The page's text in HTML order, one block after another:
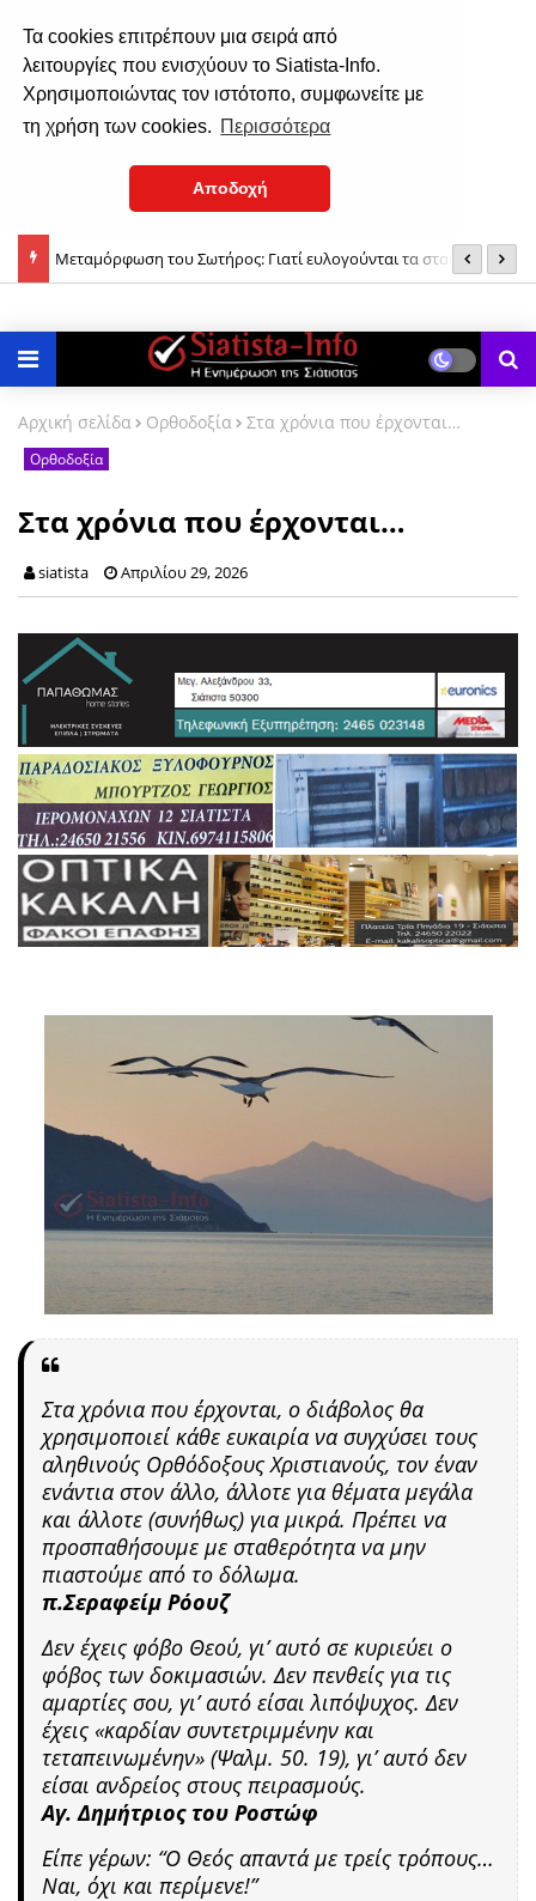
Τα cookies επιτρέπουν μια σειρά από
λειτουργίες που ενισχύουν το Siatista-Info.
Χρησιμοποιώντας τον ιστότοπο, συμφωνείτε με
τη χρήση των cookies. Περισσότερα
Αποδοχή
Μεταμόρφωση του Σωτήρος: Γιατί ευλογούνται τα σταφύλια;
Αρχική σελίδα Ορθοδοξία Στα χρόνια που έρχονται…
Ορθοδοξία
Στα χρόνια που έρχονται…
siatista Απριλίου 29, 2026
Στα χρόνια που έρχονται, ο διάβολος θα
χρησιμοποιεί κάθε ευκαιρία να συγχύσει τους
αληθινούς Ορθόδοξους Χριστιανούς, τον έναν
ενάντια στον άλλο, άλλοτε για θέματα μεγάλα
και άλλοτε (συνήθως) για μικρά. Πρέπει να
προσπαθήσουμε με σταθερότητα να μην
πιαστούμε από το δόλωμα.
π.Σεραφείμ Ρόουζ
Δεν έχεις φόβο Θεού, γι’ αυτό σε κυριεύει ο
φόβος των δοκιμασιών. Δεν πενθείς για τις
αμαρτίες σου, γι’ αυτό είσαι λιπόψυχος. Δεν
έχεις «καρδίαν συντετριμμένην και
τεταπεινωμένην» (Ψαλμ. 50. 19), γι’ αυτό δεν
είσαι ανδρείος στους πειρασμούς.
Αγ. Δημήτριος του Ροστώφ
Είπε γέρων: “Ο Θεός απαντά με τρείς τρόπους…
Ναι, όχι και περίμενε!”